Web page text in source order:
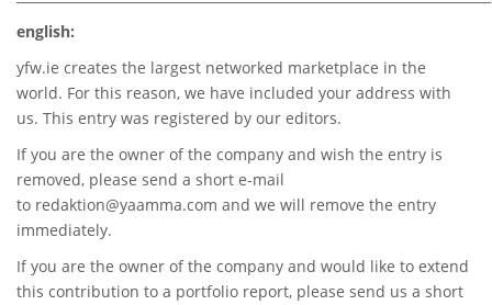
english:
yfw.ie creates the largest networked marketplace in the
world. For this reason, we have included your address with
us. This entry was registered by our editors.
If you are the owner of the company and wish the entry is
removed, please send a short e-mail
to redaktion@yaamma.com and we will remove the entry
immediately.
If you are the owner of the company and would like to extend
this contribution to a portfolio report, please send us a short